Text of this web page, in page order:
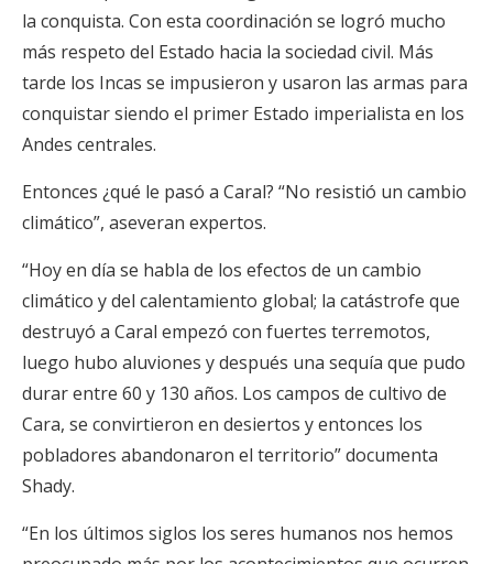
la conquista. Con esta coordinación se logró mucho
más respeto del Estado hacia la sociedad civil. Más
tarde los Incas se impusieron y usaron las armas para
conquistar siendo el primer Estado imperialista en los
Andes centrales.
Entonces ¿qué le pasó a Caral? “No resistió un cambio
climático”, aseveran expertos.
“Hoy en día se habla de los efectos de un cambio
climático y del calentamiento global; la catástrofe que
destruyó a Caral empezó con fuertes terremotos,
luego hubo aluviones y después una sequía que pudo
durar entre 60 y 130 años. Los campos de cultivo de
Cara, se convirtieron en desiertos y entonces los
pobladores abandonaron el territorio” documenta
Shady.
“En los últimos siglos los seres humanos nos hemos